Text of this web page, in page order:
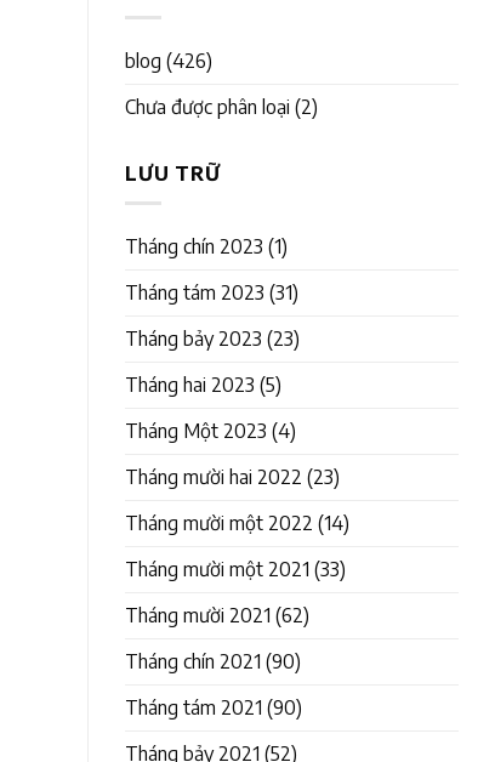
blog (426)
Chưa được phân loại (2)
LƯU TRỮ
Tháng chín 2023 (1)
Tháng tám 2023 (31)
Tháng bảy 2023 (23)
Tháng hai 2023 (5)
Tháng Một 2023 (4)
Tháng mười hai 2022 (23)
Tháng mười một 2022 (14)
Tháng mười một 2021 (33)
Tháng mười 2021 (62)
Tháng chín 2021 (90)
Tháng tám 2021 (90)
Tháng bảy 2021 (52)